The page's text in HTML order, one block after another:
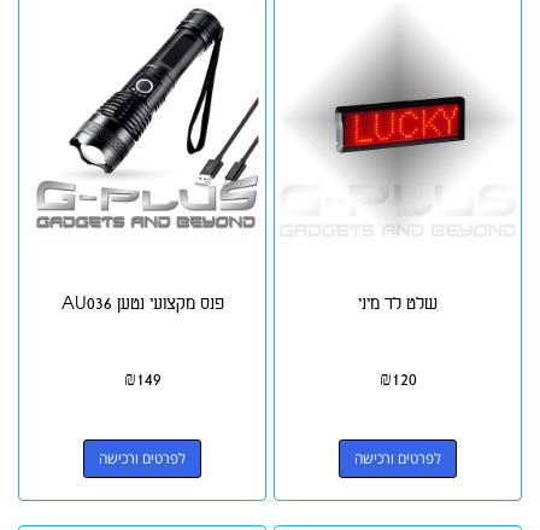
שלט לד מיני
₪120
לפרטים ורכישה
פנס מקצועי נטען AU036
₪149
לפרטים ורכישה